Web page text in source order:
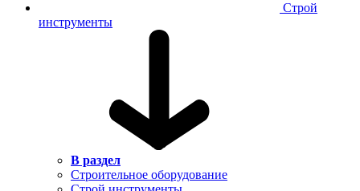
Строй
инструменты
В раздел
Строительное оборудование